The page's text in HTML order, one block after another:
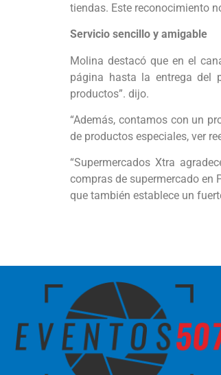
tiendas. Este reconocimiento
Servicio sencillo y amigable
Molina destacó que en el
página hasta la entrega del
productos”. dijo.
“Además, contamos con un
de productos especiales, ver
“Supermercados Xtra
compras de supermercado en
que también establece un